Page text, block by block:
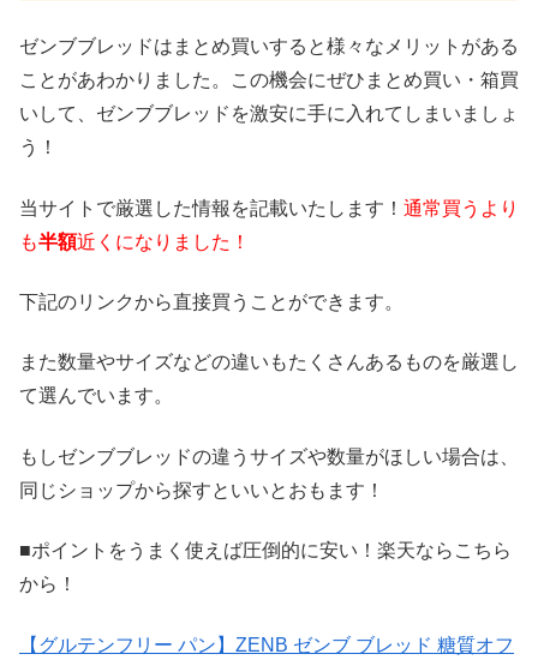
ゼンブブレッドはまとめ買いすると様々なメリットがある
ことがあわかりました。この機会にぜひまとめ買い・箱買
いして、ゼンブブレッドを激安に手に入れてしまいましょ
う！
当サイトで厳選した情報を記載いたします！ 通常買うより
も半額近くになりました！
下記のリンクから直接買うことができます。
また数量やサイズなどの違いもたくさんあるものを厳選し
て選んでいます。
もしゼンブブレッドの違うサイズや数量がほしい場合は、
同じショップから探すといいとおもます！
■ポイントをうまく使えば圧倒的に安い！楽天ならこちら
から！
【グルテンフリー パン】ZENB ゼンブ ブレッド 糖質オフ